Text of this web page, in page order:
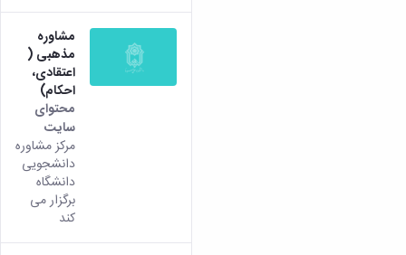
مشاوره
مذهبی (
اعتقادی،
احکام)
محتوای
سایت
مرکز مشاوره
دانشجویی
دانشگاه
برگزار می
کند